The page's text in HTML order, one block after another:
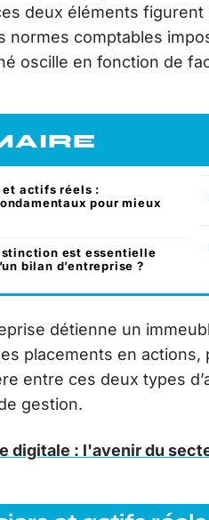
deux éléments
normes comptables
oscille en fonction de
actifs réels :
pour mieux
est essentielle
bilan d’entreprise ?
détienne un
placements en
entre ces deux types
gestion.
digitale : l'avenir du